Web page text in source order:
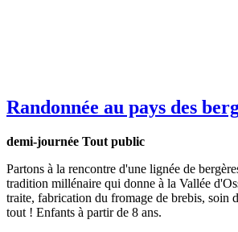
Randonnée au pays des
demi-journée Tout public
Partons à la rencontre d'une lignée de
tradition millénaire qui donne à la Vallée
traite, fabrication du fromage de brebis, soin
tout ! Enfants à partir de 8 ans.